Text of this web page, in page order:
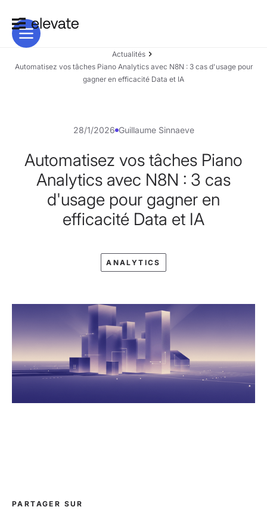
Actualités
Automatisez vos tâches Piano Analytics avec N8N : 3 cas d'usage pour
gagner en efficacité Data et IA
28/1/2026 Guillaume Sinnaeve
Automatisez vos tâches Piano
Analytics avec N8N : 3 cas
d'usage pour gagner en
efficacité Data et IA
ANALYTICS
PARTAGER SUR